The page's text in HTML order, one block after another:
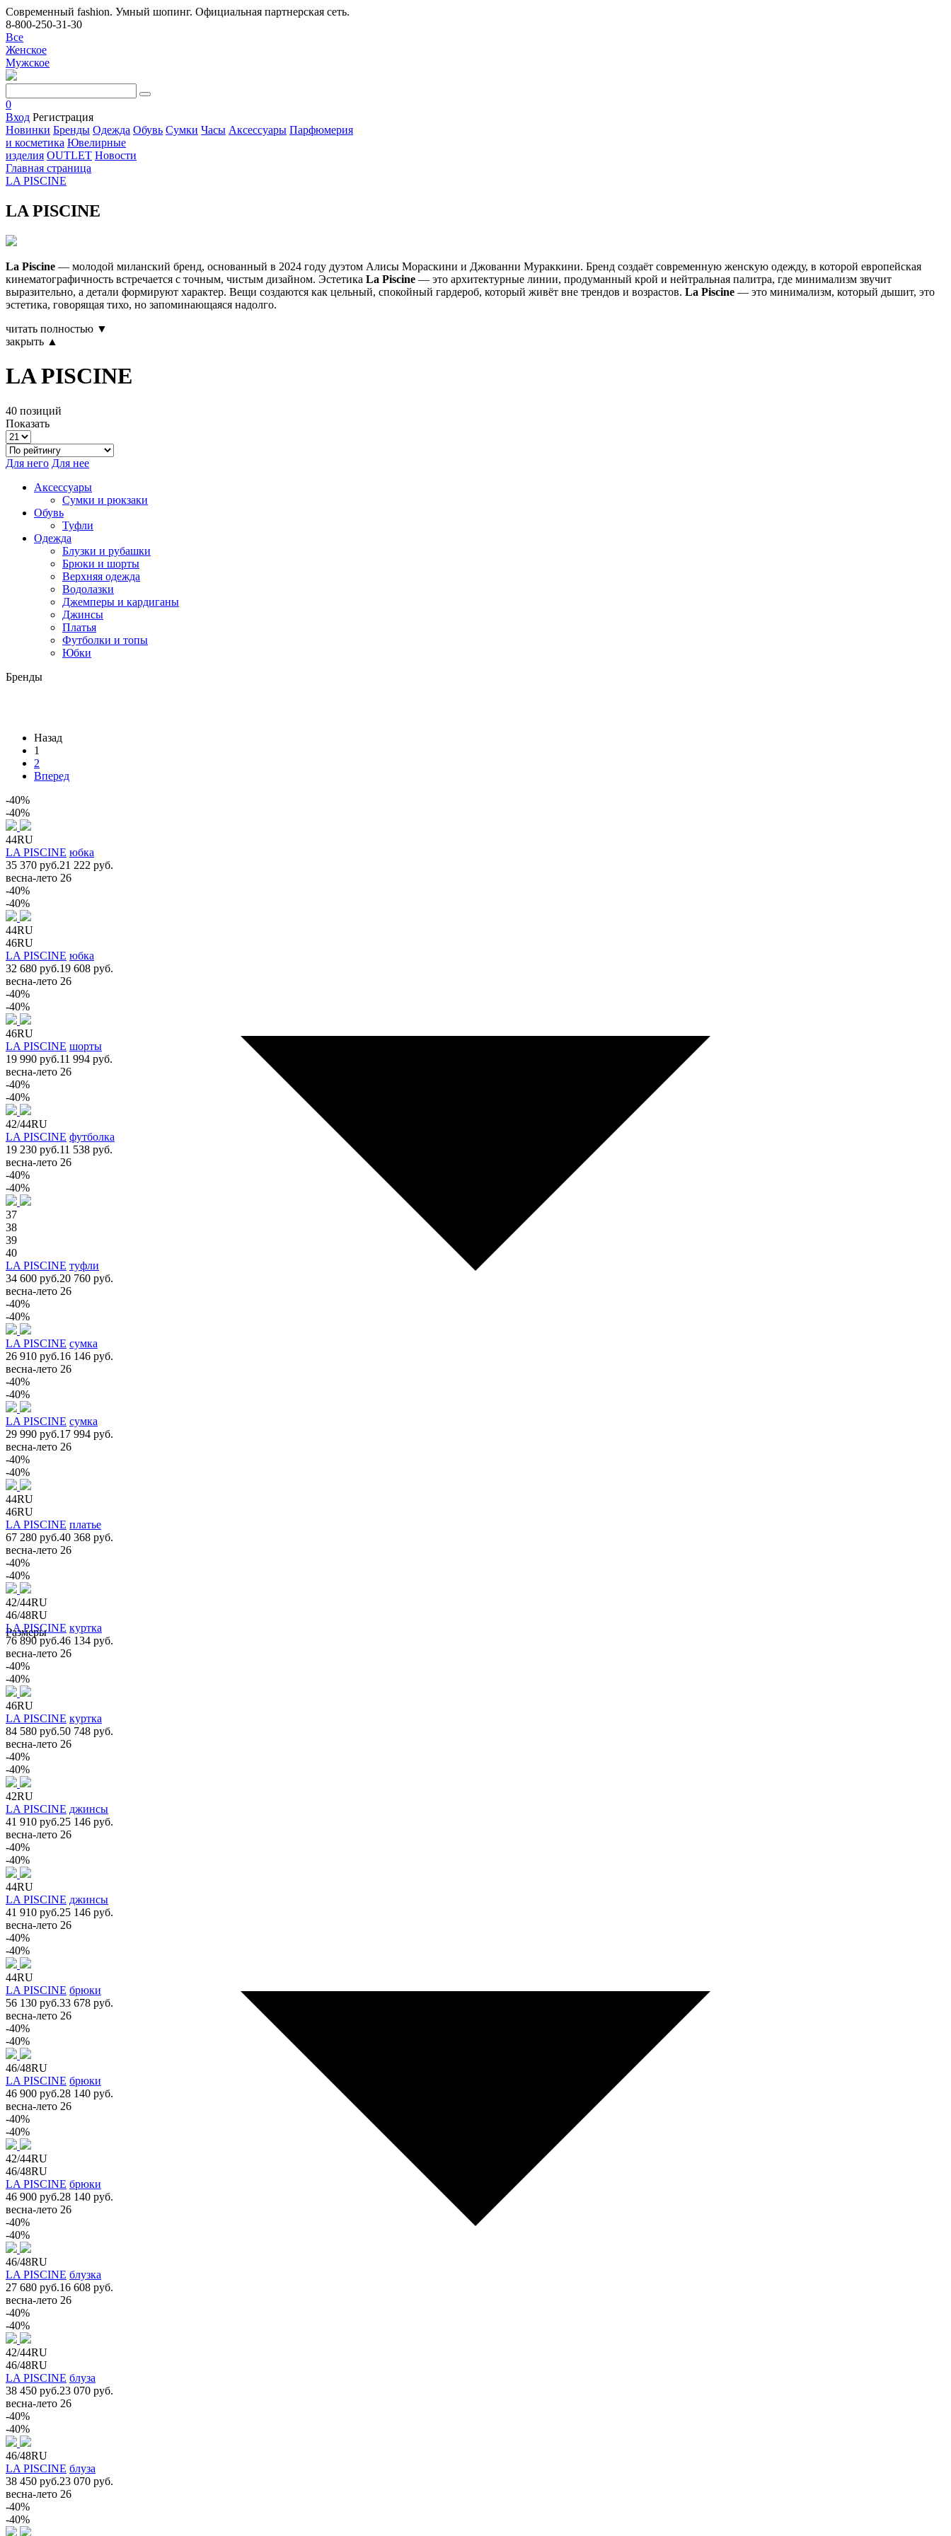
Современный fashion. Умный шопинг. Официальная партнерская сеть.
8-800-250-31-30
Все
Женское
Мужское
0
Вход Регистрация
Новинки Бренды Одежда Обувь Сумки Часы Аксессуары Парфюмерия
и косметика Ювелирные
изделия OUTLET Новости
Главная страница
LA PISCINE
LA PISCINE
La Piscine — молодой миланский бренд, основанный в 2024 году дуэтом Алисы Мораскини и Джованни Мураккини. Бренд создаёт современную женскую одежду, в которой европейская
кинематографичность встречается с точным, чистым дизайном. Эстетика La Piscine — это архитектурные линии, продуманный крой и нейтральная палитра, где минимализм звучит
выразительно, а детали формируют характер. Вещи создаются как цельный, спокойный гардероб, который живёт вне трендов и возрастов. La Piscine — это минимализм, который дышит, это
эстетика, говорящая тихо, но запоминающаяся надолго.
читать полностью ▼
закрыть ▲
LA PISCINE
40 позиций
Показать
Для него Для нее
Аксессуары
Сумки и рюкзаки
Обувь
Туфли
Одежда
Блузки и рубашки
Брюки и шорты
Верхняя одежда
Водолазки
Джемперы и кардиганы
Джинсы
Платья
Футболки и топы
Юбки
Бренды
Размеры
Назад
1
2
Вперед
-40%
-40%
44RU
LA PISCINE юбка
35 370 руб.21 222 руб.
весна-лето 26
-40%
-40%
44RU
46RU
LA PISCINE юбка
32 680 руб.19 608 руб.
весна-лето 26
-40%
-40%
46RU
LA PISCINE шорты
19 990 руб.11 994 руб.
весна-лето 26
-40%
-40%
42/44RU
LA PISCINE футболка
19 230 руб.11 538 руб.
весна-лето 26
-40%
-40%
37
38
39
40
LA PISCINE туфли
34 600 руб.20 760 руб.
весна-лето 26
-40%
-40%
LA PISCINE сумка
26 910 руб.16 146 руб.
весна-лето 26
-40%
-40%
LA PISCINE сумка
29 990 руб.17 994 руб.
весна-лето 26
-40%
-40%
44RU
46RU
LA PISCINE платье
67 280 руб.40 368 руб.
весна-лето 26
-40%
-40%
42/44RU
46/48RU
LA PISCINE куртка
76 890 руб.46 134 руб.
весна-лето 26
-40%
-40%
46RU
LA PISCINE куртка
84 580 руб.50 748 руб.
весна-лето 26
-40%
-40%
42RU
LA PISCINE джинсы
41 910 руб.25 146 руб.
весна-лето 26
-40%
-40%
44RU
LA PISCINE джинсы
41 910 руб.25 146 руб.
весна-лето 26
-40%
-40%
44RU
LA PISCINE брюки
56 130 руб.33 678 руб.
весна-лето 26
-40%
-40%
46/48RU
LA PISCINE брюки
46 900 руб.28 140 руб.
весна-лето 26
-40%
-40%
42/44RU
46/48RU
LA PISCINE брюки
46 900 руб.28 140 руб.
весна-лето 26
-40%
-40%
46/48RU
LA PISCINE блузка
27 680 руб.16 608 руб.
весна-лето 26
-40%
-40%
42/44RU
46/48RU
LA PISCINE блуза
38 450 руб.23 070 руб.
весна-лето 26
-40%
-40%
46/48RU
LA PISCINE блуза
38 450 руб.23 070 руб.
весна-лето 26
-40%
-40%